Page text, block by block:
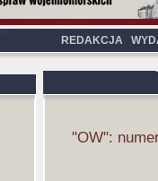
REDAKCJA
"OW":